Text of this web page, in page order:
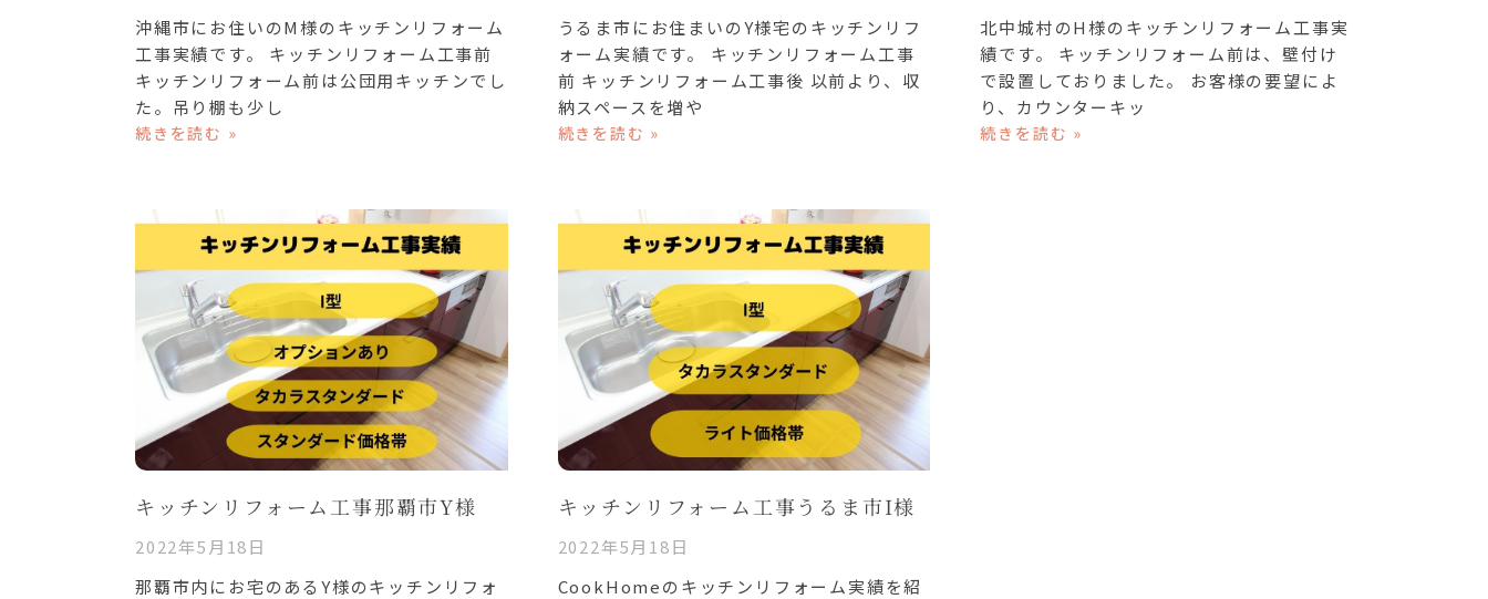
沖縄市にお住いのM様のキッチンリフォーム
工事実績です。 キッチンリフォーム工事前
キッチンリフォーム前は公団用キッチンでし
た。吊り棚も少し
続きを読む »
うるま市にお住まいのY様宅のキッチンリフ
ォーム実績です。 キッチンリフォーム工事
前 キッチンリフォーム工事後 以前より、収
納スペースを増や
続きを読む »
北中城村のH様のキッチンリフォーム工事実
績です。 キッチンリフォーム前は、壁付け
で設置しておりました。 お客様の要望によ
り、カウンターキッ
続きを読む »
キッチンリフォーム工事那覇市Y様
2022年5月18日
那覇市内にお宅のあるY様のキッチンリフォ
キッチンリフォーム工事うるま市I様
2022年5月18日
CookHomeのキッチンリフォーム実績を紹